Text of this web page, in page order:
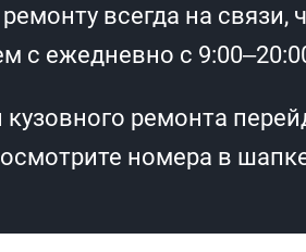
всегда на связи,
с ежедневно с
ремонта
номера в